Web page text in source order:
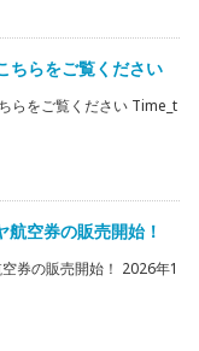
ちらをご覧ください
らをご覧ください Time_t
空券の販売開始！
券の販売開始！ 2026年1